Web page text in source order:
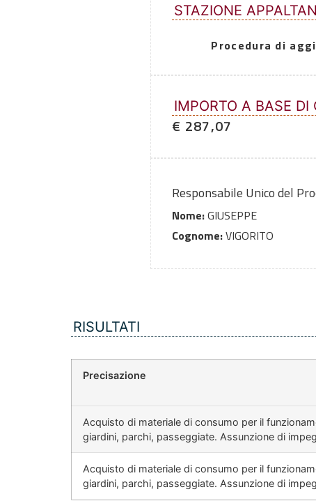
STAZIONE
Procedura di
IMPORTO A BASE DI
€ 287,07
Responsabile Unico del
Nome:GIUSEPPE
Cognome:VIGORITO
RISULTATI
Precisazione
Acquisto di materiale di consumo per il
giardini, parchi, passeggiate. Assunzione di
Acquisto di materiale di consumo per il
giardini, parchi, passeggiate. Assunzione di